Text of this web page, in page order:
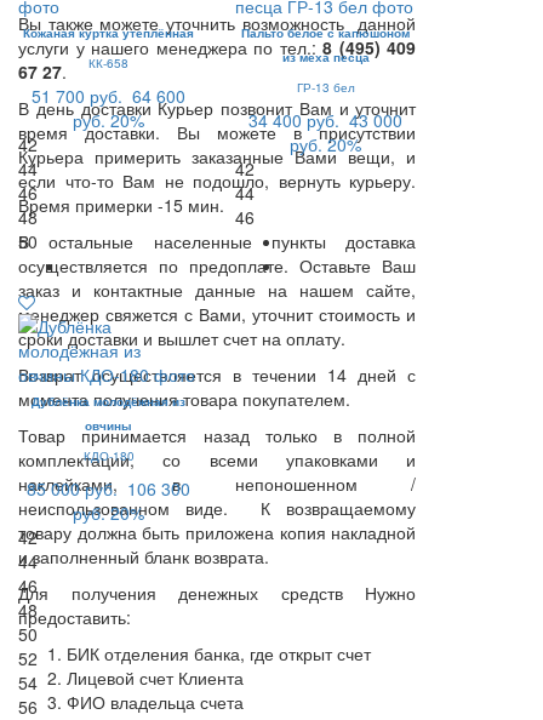
Вы также можете уточнить возможность данной
услуги у нашего менеджера по тел.:8 (495) 409
67 27.
В день доставки Курьер позвонит Вам и уточнит
время доставки. Вы можете в присутствии
Курьера примерить заказанные Вами вещи, и
если что-то Вам не подошло, вернуть курьеру.
Время примерки -15 мин.
В остальные населенные пункты доставка
осуществляется по предоплате. Оставьте Ваш
заказ и контактные данные на нашем сайте,
менеджер свяжется с Вами, уточнит стоимость и
сроки доставки и вышлет счет на оплату.
Возврат осуществляется в течении 14 дней с
момента получения товара покупателем.
Товар принимается назад только в полной
комплектации, со всеми упаковками и
наклейками, в непоношенном /
неиспользованном виде. К возвращаемому
товару должна быть приложена копия накладной
и заполненный бланк возврата.
Для получения денежных средств Нужно
предоставить:
БИК отделения банка, где открыт счет
Лицевой счет Клиента
ФИО владельца счета
Кожаная куртка утеплённая
КК-658
51 700 руб. 64 600
руб. 20%
42
44
46
48
50
Пальто белое с капюшоном
из меха песца
ГР-13 бел
34 400 руб. 43 000
руб. 20%
42
44
46
Дублёнка молодёжная из
овчины
КДО-180
85 000 руб. 106 300
руб. 20%
42
44
46
48
50
52
54
56